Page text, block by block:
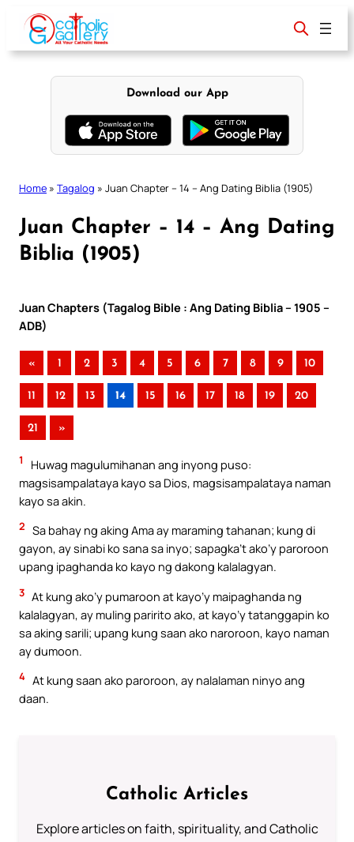
content
Download our App
Home » Tagalog » Juan Chapter – 14 – Ang Dating Biblia (1905)
Juan Chapter – 14 – Ang Dating
Biblia (1905)
Juan Chapters (Tagalog Bible : Ang Dating Biblia – 1905 –
ADB)
« 1 2 3 4 5 6 7 8 9 10
11 12 13 14 15 16 17 18 19 20
21 »
1
Huwag magulumihanan ang inyong puso:
magsisampalataya kayo sa Dios, magsisampalataya naman
kayo sa akin.
2 Sa bahay ng aking Ama ay maraming tahanan; kung di
gayon, ay sinabi ko sana sa inyo; sapagka’t ako’y paroroon
upang ipaghanda ko kayo ng dakong kalalagyan.
3 At kung ako’y pumaroon at kayo’y maipaghanda ng
kalalagyan, ay muling paririto ako, at kayo’y tatanggapin ko
sa aking sarili; upang kung saan ako naroroon, kayo naman
ay dumoon.
4 At kung saan ako paroroon, ay nalalaman ninyo ang
daan.
Catholic Articles
Explore articles on faith, spirituality, and Catholic